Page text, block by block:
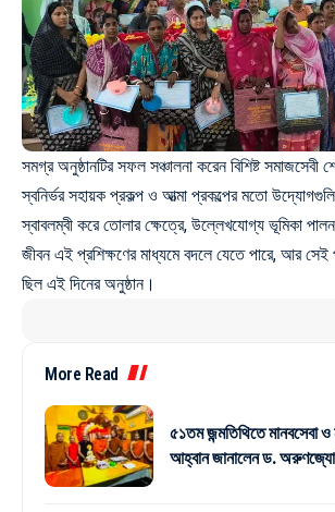
সমগ্র অনুষ্ঠানটির সফল সঞ্চালনা করেন বিশিষ্ট সমাজসেবী
স্বনির্ভর সহায়ক প্রকল্প ও আত্মা প্রকল্পের মতো
স্বাবলম্বী করে তোলার ক্ষেত্রে, উল্লেখযোগ্য ভূমিকা
জীবন এই প্রশিক্ষণের মাধ্যমে বদলে যেতে পারে, আর
ছিল এই দিনের অনুষ্ঠান।
More Read
৫১তম জন্মতিথিতে মানবসেবা ও
আহ্বান জানালেন ড.